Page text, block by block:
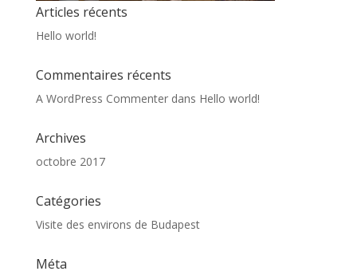
Articles récents
Hello world!
Commentaires récents
A WordPress Commenterdans Hello world!
Archives
octobre 2017
Catégories
Visite des environs de Budapest
Méta